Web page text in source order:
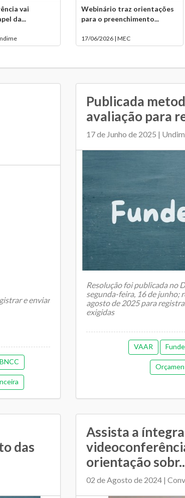
vai
da...
Webinário traz orientações
para o preenchimento...
17/06/2026 | MEC
e enviar
BNCC
Publicada
avaliação para
17 de Junho de 2025 |
Resolução foi publicada no
segunda-feira, 16 de junho;
agosto de 2025 para
exigidas
VAAR
das
Assista a
orientação
02 de Agosto de 2024 |